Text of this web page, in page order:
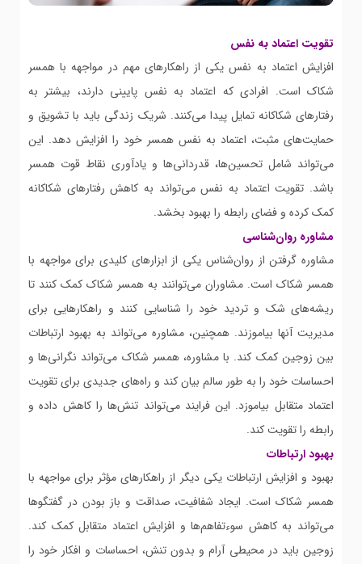
تقویت اعتماد به نفس
افزایش اعتماد به نفس یکی از راهکارهای مهم در مواجهه با همسر
شکاک است. افرادی که اعتماد به نفس پایینی دارند، بیشتر به
رفتارهای شکاکانه تمایل پیدا می‌کنند. شریک زندگی باید با تشویق و
حمایت‌های مثبت، اعتماد به نفس همسر خود را افزایش دهد. این
می‌تواند شامل تحسین‌ها، قدردانی‌ها و یادآوری نقاط قوت همسر
باشد. تقویت اعتماد به نفس می‌تواند به کاهش رفتارهای شکاکانه
کمک کرده و فضای رابطه را بهبود بخشد.
مشاوره روان‌شناسی
مشاوره گرفتن از روان‌شناس یکی از ابزارهای کلیدی برای مواجهه با
همسر شکاک است. مشاوران می‌توانند به همسر شکاک کمک کنند تا
ریشه‌های شک و تردید خود را شناسایی کنند و راهکارهایی برای
مدیریت آنها بیاموزند. همچنین، مشاوره می‌تواند به بهبود ارتباطات
بین زوجین کمک کند. با مشاوره، همسر شکاک می‌تواند نگرانی‌ها و
احساسات خود را به طور سالم بیان کند و راه‌های جدیدی برای تقویت
اعتماد متقابل بیاموزد. این فرایند می‌تواند تنش‌ها را کاهش داده و
رابطه را تقویت کند.
بهبود ارتباطات
بهبود و افزایش ارتباطات یکی دیگر از راهکارهای مؤثر برای مواجهه با
همسر شکاک است. ایجاد شفافیت، صداقت و باز بودن در گفتگوها
می‌تواند به کاهش سوءتفاهم‌ها و افزایش اعتماد متقابل کمک کند.
زوجین باید در محیطی آرام و بدون تنش، احساسات و افکار خود را